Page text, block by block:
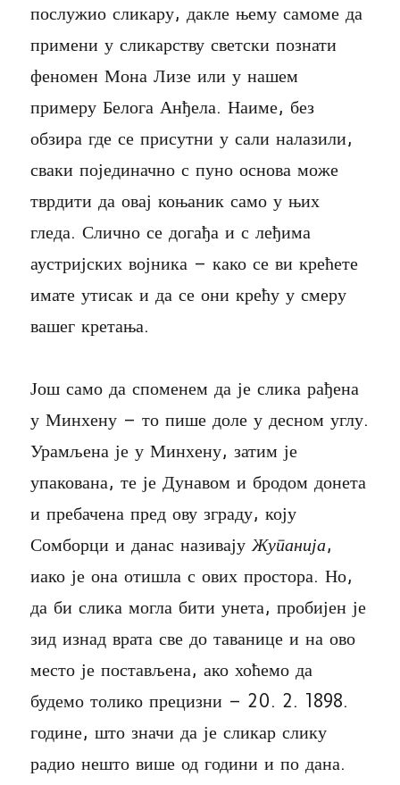
послужио сликару, дакле њему самоме да
примени у сликарству светски познати
феномен Мона Лизе или у нашем
примеру Белога Анђела. Наиме, без
обзира где се присутни у сали налазили,
сваки појединачно с пуно основа може
тврдити да овај коњаник само у њих
гледа. Слично се догађа и с леђима
аустријских војника – како се ви крећете
имате утисак и да се они крећу у смеру
вашег кретања.
Још само да споменем да је слика рађена
у Минхену – то пише доле у десном углу.
Урамљена је у Минхену, затим је
упакована, те је Дунавом и бродом донета
и пребачена пред ову зграду, коју
Сомборци и данас називају Жупанија,
иако је она отишла с ових простора. Но,
да би слика могла бити унета, пробијен је
зид изнад врата све до таванице и на ово
место је постављена, ако хоћемо да
будемо толико прецизни – 20. 2. 1898.
године, што значи да је сликар слику
радио нешто више од години и по дана.